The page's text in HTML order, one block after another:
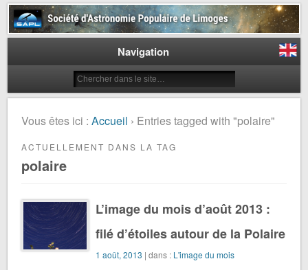
Société d'Astronomie Populaire
de Limoges
Navigation
Vous êtes ici : Accueil › Entries tagged with "polaire"
ACTUELLEMENT DANS LA TAG
polaire
L’image du mois d’août 2013 :
filé d’étoiles autour de la Polaire
1 août, 2013 | dans : L'image du mois